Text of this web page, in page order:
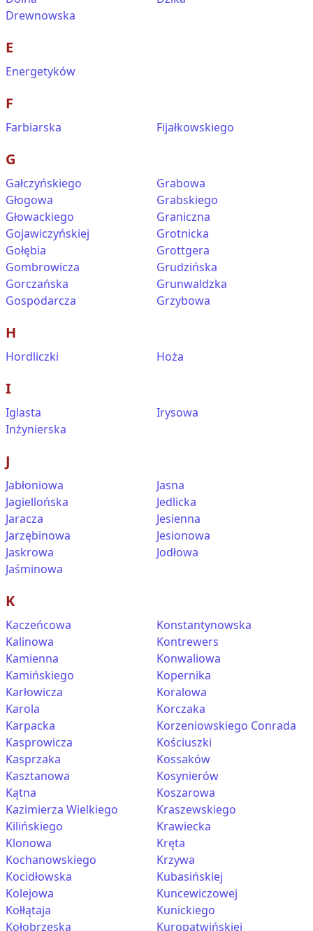
Drewnowska
E
Energetyków
F
Farbiarska Fijałkowskiego
G
Gałczyńskiego
Głogowa
Głowackiego
Gojawiczyńskiej
Gołębia
Gombrowicza
Gorczańska
Gospodarcza
Grabowa
Grabskiego
Graniczna
Grotnicka
Grottgera
Grudzińska
Grunwaldzka
Grzybowa
H
Hordliczki Hoża
I
Iglasta
Inżynierska
Irysowa
J
Jabłoniowa
Jagiellońska
Jaracza
Jarzębinowa
Jaskrowa
Jaśminowa
Jasna
Jedlicka
Jesienna
Jesionowa
Jodłowa
K
Kaczeńcowa
Kalinowa
Kamienna
Kamińskiego
Karłowicza
Karola
Karpacka
Kasprowicza
Kasprzaka
Kasztanowa
Kątna
Kazimierza Wielkiego
Kilińskiego
Klonowa
Kochanowskiego
Kocidłowska
Kolejowa
Kołłątaja
Kołobrzeska
Konstantynowska
Kontrewers
Konwaliowa
Kopernika
Koralowa
Korczaka
Korzeniowskiego Conrada
Kościuszki
Kossaków
Kosynierów
Koszarowa
Kraszewskiego
Krawiecka
Kręta
Krzywa
Kubasińskiej
Kuncewiczowej
Kunickiego
Kuropatwińskiej